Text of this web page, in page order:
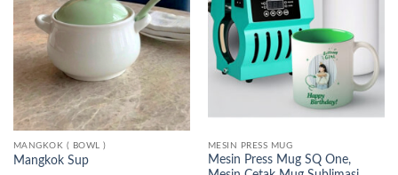
MANGKOK ( BOWL )
Mangkok Sup
MESIN PRESS MUG
Mesin Press Mug SQ One,